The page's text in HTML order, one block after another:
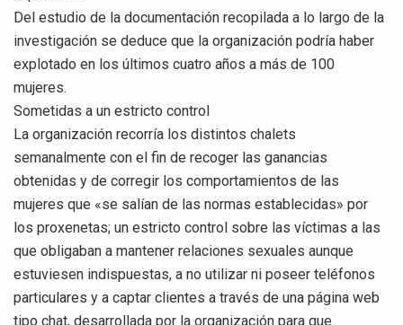
Del estudio de la documentación recopilada a lo largo de la
investigación se deduce que la organización podría haber
explotado en los últimos cuatro años a más de 100
mujeres.
Sometidas a un estricto control
La organización recorría los distintos chalets
semanalmente con el fin de recoger las ganancias
obtenidas y de corregir los comportamientos de las
mujeres que «se salían de las normas establecidas» por
los proxenetas; un estricto control sobre las víctimas a las
que obligaban a mantener relaciones sexuales aunque
estuviesen indispuestas, a no utilizar ni poseer teléfonos
particulares y a captar clientes a través de una página web
tipo chat, desarrollada por la organización para que